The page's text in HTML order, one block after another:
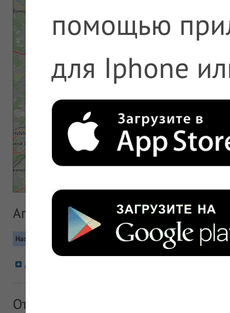
Аптеки сети "Фармпростор"
Название Контакты
Аптека Фармпростор
Отзывы об аптечной сети
помощью
для Iphone